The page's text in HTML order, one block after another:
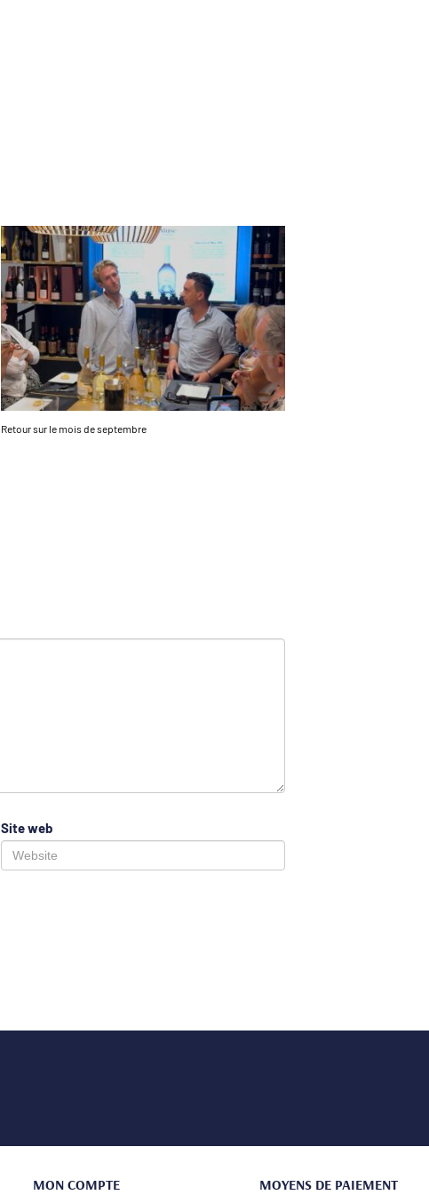
Retour sur le mois de septembre
Site web
MON COMPTE MOYENS DE PAIEMENT